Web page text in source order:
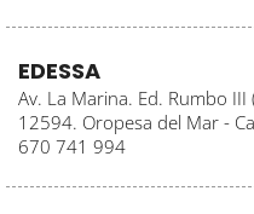
EDESSA
Av. La Marina. Ed. Rumbo III
12594. Oropesa del Mar -
670 741 994